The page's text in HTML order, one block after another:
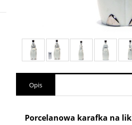
Opis
Porcelanowa karafka na